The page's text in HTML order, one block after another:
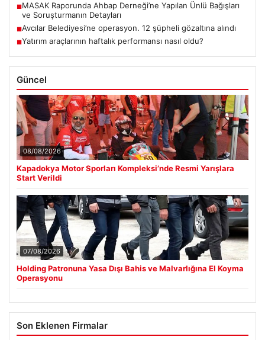
■MASAK Raporunda Ahbap Derneği’ne Yapılan Ünlü Bağışları
ve Soruşturmanın Detayları
■Avcılar Belediyesi’ne operasyon. 12 şüpheli gözaltına alındı
■Yatırım araçlarının haftalık performansı nasıl oldu?
Güncel
08/08/2026
Kapadokya Motor Sporları Kompleksi’nde Resmi Yarışlara
Start Verildi
07/08/2026
Holding Patronuna Yasa Dışı Bahis ve Malvarlığına El Koyma
Operasyonu
Son Eklenen Firmalar